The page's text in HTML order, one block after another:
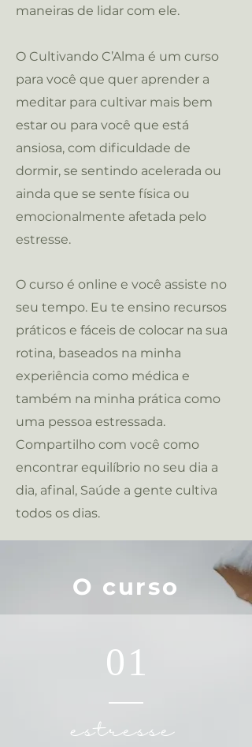
maneiras de lidar com ele.
O Cultivando C’Alma é um curso
para você que quer aprender a
meditar para cultivar mais bem
estar ou para você que está
ansiosa, com dificuldade de
dormir, se sentindo acelerada ou
ainda que se sente física ou
emocionalmente afetada pelo
estresse.
O curso é online e você assiste no
seu tempo. Eu te ensino recursos
práticos e fáceis de colocar na sua
rotina, baseados na minha
experiência como médica e
também na minha prática como
uma pessoa estressada.
Compartilho com você como
encontrar equilíbrio no seu dia a
dia, afinal, Saúde a gente cultiva
todos os dias.
O curso
01
estresse